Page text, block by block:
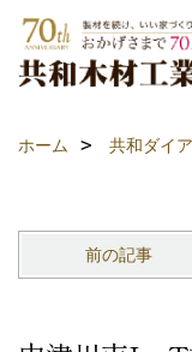
ホーム 共和ダイ
前の記事